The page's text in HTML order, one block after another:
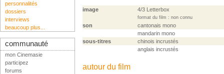
image 4/3 Letterbox
format du film : non connu
son
cantonais mono
mandarin mono
sous-titres
chinois incrustés
anglais incrustés
autour du film
personnalités
dossiers
interviews
beaucoup plus...
communauté
mon Cinemasie
participez
forums